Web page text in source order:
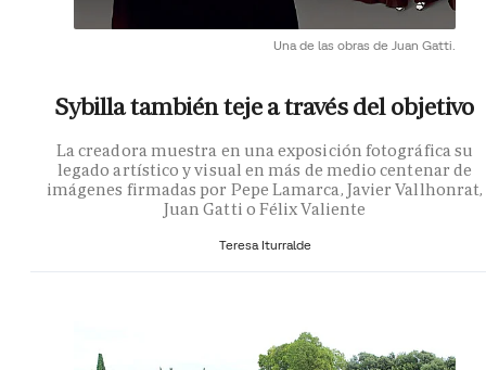
Una de las obras de Juan Gatti.
Sybilla también teje a través del objetivo
La creadora muestra en una exposición fotográfica su
legado artístico y visual en más de medio centenar de
imágenes firmadas por Pepe Lamarca, Javier Vallhonrat,
Juan Gatti o Félix Valiente
Teresa Iturralde